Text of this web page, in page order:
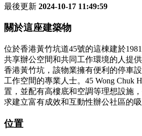
最後更新 2024-10-17 11:49:59
關於這座建築物
位於香港黃竹坑道45號的這棟建於
共享辦公空間和共同工作環境的人提
香港黃竹坑，該物業擁有便利的停車
工作空間的專業人士。45 Wong Chuk
置，並配有高樓底和空調等理想設施
求建立富有成效和互動性辦公社區的吸
位置